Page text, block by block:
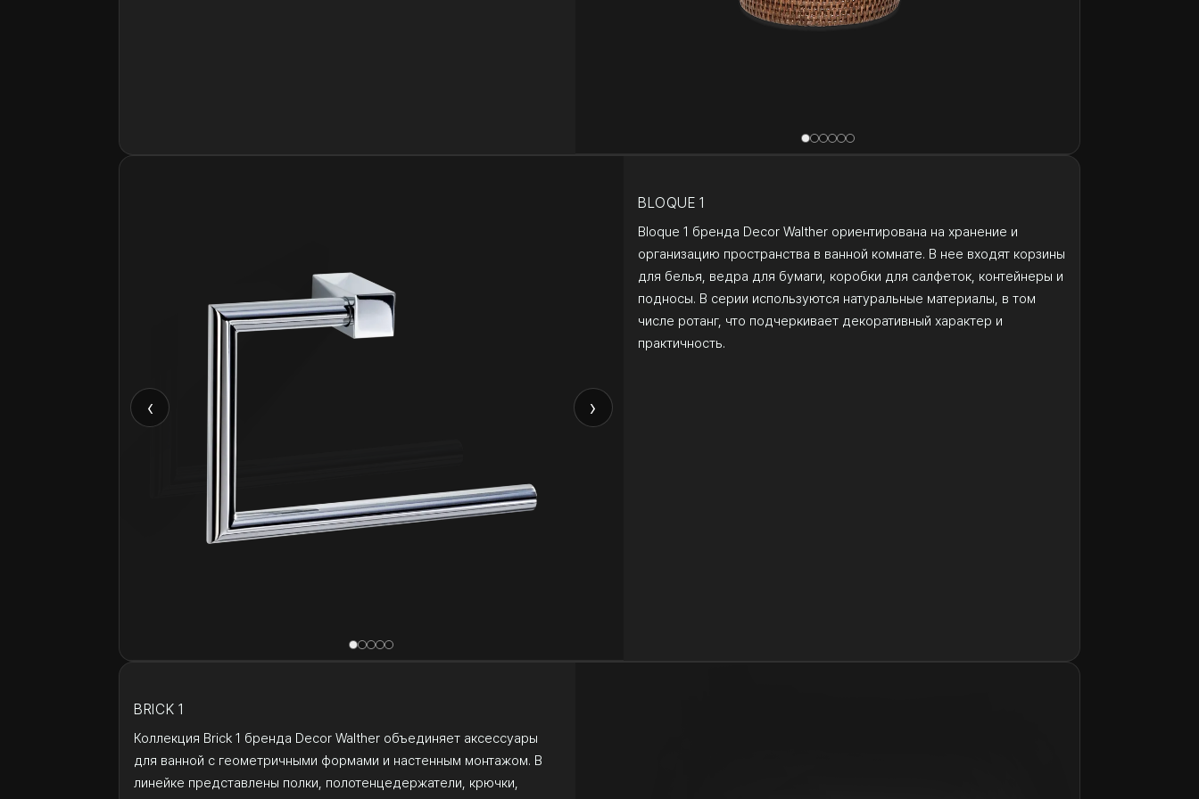
‹ ›
BLOQUE 1
Bloque 1 бренда Decor Walther ориентирована на хранение и
организацию пространства в ванной комнате. В нее входят корзины
для белья, ведра для бумаги, коробки для салфеток, контейнеры и
подносы. В серии используются натуральные материалы, в том
числе ротанг, что подчеркивает декоративный характер и
практичность.
BRICK 1
Коллекция Brick 1 бренда Decor Walther объединяет аксессуары
для ванной с геометричными формами и настенным монтажом. В
линейке представлены полки, полотенцедержатели, крючки,